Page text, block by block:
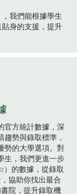
我們能根據學生
身的支援，提升
官方統計數據，深
趨勢與錄取標準，
勢的大學選項。對
生，我們更進一步
的數據，從錄取
協助你找出最合
院，提升錄取機